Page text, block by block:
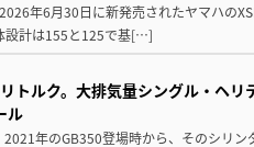
年6月30日に新発売されたヤマハの
設計は155と125で基[…]
トルク。大排気量シングル・ヘリ
ル
年のGB350登場時から、そのシリン